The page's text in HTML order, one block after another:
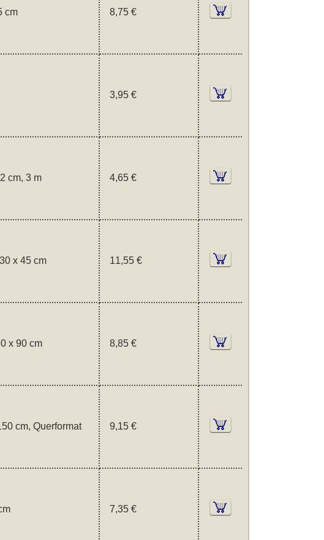
cm 8,75 €
3,95 €
cm, 3 m 4,65 €
x 45 cm 11,55 €
x 90 cm 8,85 €
cm, Querformat 9,15 €
7,35 €